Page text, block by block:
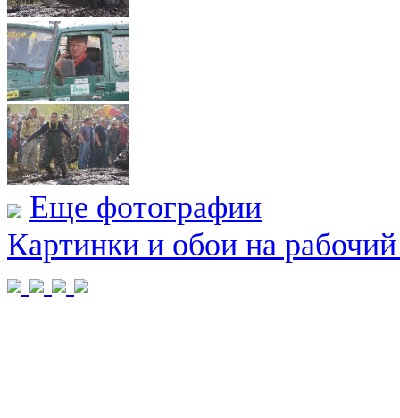
Еще фотографии
Картинки и обои на